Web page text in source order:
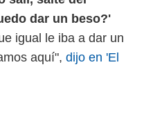
dar un beso?'
igual le iba a dar un
aquí", dijo en 'El